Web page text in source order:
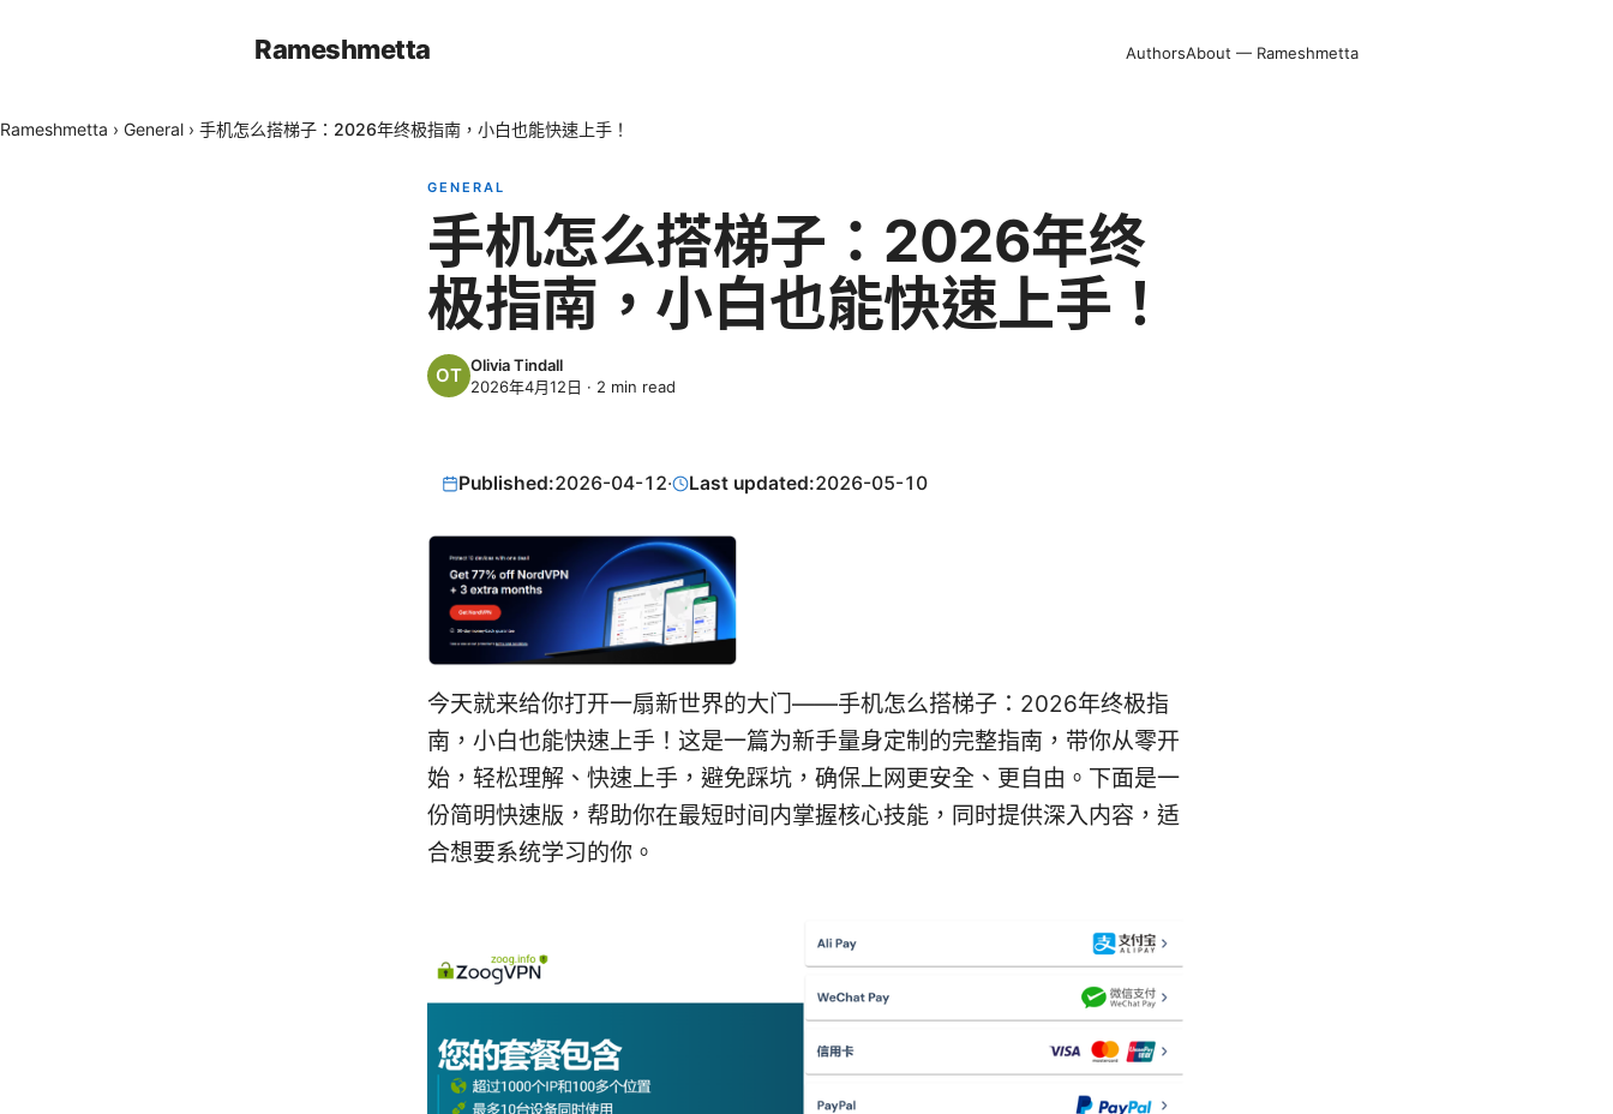
Rameshmetta AuthorsAbout — Rameshmetta
Rameshmetta › General › 手机怎么搭梯子：2026年终极指南，小白也能快速上手！
GENERAL
手机怎么搭梯子：2026年终
极指南，小白也能快速上手！
Olivia Tindall
2026年4月12日 · 2 min read
Published:2026-04-12· Last updated:2026-05-10
今天就来给你打开一扇新世界的大门——手机怎么搭梯子：2026年终极指
南，小白也能快速上手！这是一篇为新手量身定制的完整指南，带你从零开
始，轻松理解、快速上手，避免踩坑，确保上网更安全、更自由。下面是一
份简明快速版，帮助你在最短时间内掌握核心技能，同时提供深入内容，适
合想要系统学习的你。